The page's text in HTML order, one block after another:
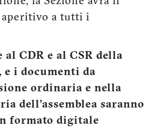
a tutti i
CDR e al CSR della
e i documenti da
ordinaria e nella
dell’assemblea saranno
formato digitale